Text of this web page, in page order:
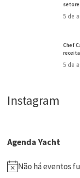
5 de
Chef
5 de
Instagram
Agenda Yacht
Não há eventos